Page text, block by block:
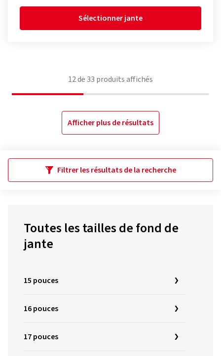
Sélectionner jante
12de 33 produits affichés
Afficher plus de résultats
Filtrer les résultats de la recherche
Toutes les tailles de fond de
jante
15 pouces
16 pouces
17 pouces